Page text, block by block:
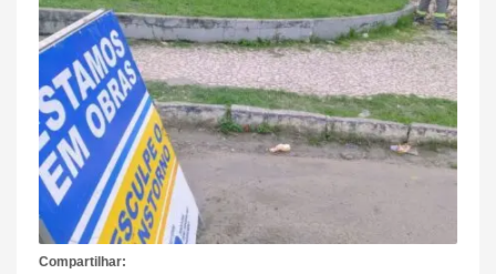
Compartilhar: